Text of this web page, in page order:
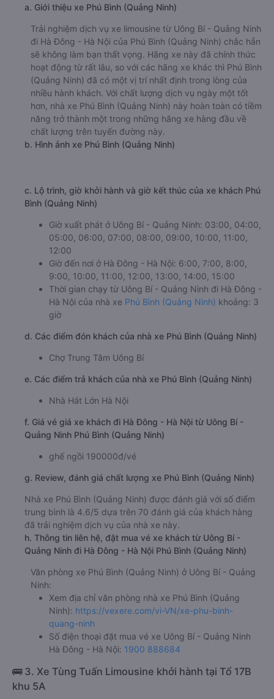
a. Giới thiệu xe Phú Bình (Quảng Ninh)
Trải nghiệm dịch vụ xe limousine từ Uông Bí - Quảng Ninh
đi Hà Đông - Hà Nội của Phú Bình (Quảng Ninh) chắc hẳn
sẽ không làm bạn thất vọng. Hãng xe này đã chính thức
hoạt động từ rất lâu, so với các hãng xe khác thì Phú Bình
(Quảng Ninh) đã có một vị trí nhất định trong lòng của
nhiều hành khách. Với chất lượng dịch vụ ngày một tốt
hơn, nhà xe Phú Bình (Quảng Ninh) này hoàn toàn có tiềm
năng trở thành một trong những hãng xe hàng đầu về
chất lượng trên tuyến đường này.
b. Hình ảnh xe Phú Bình (Quảng Ninh)
c. Lộ trình, giờ khởi hành và giờ kết thúc của xe khách Phú
Bình (Quảng Ninh)
Giờ xuất phát ở Uông Bí - Quảng Ninh: 03:00, 04:00,
05:00, 06:00, 07:00, 08:00, 09:00, 10:00, 11:00,
12:00
Giờ đến nơi ở Hà Đông - Hà Nội: 6:00, 7:00, 8:00,
9:00, 10:00, 11:00, 12:00, 13:00, 14:00, 15:00
Thời gian chạy từ Uông Bí - Quảng Ninh đi Hà Đông -
Hà Nội của nhà xe Phú Bình (Quảng Ninh) khoảng: 3
giờ
d. Các điểm đón khách của nhà xe Phú Bình (Quảng Ninh)
Chợ Trung Tâm Uông Bí
e. Các điểm trả khách của nhà xe Phú Bình (Quảng Ninh)
Nhà Hát Lớn Hà Nội
f. Giá vé giá xe khách đi Hà Đông - Hà Nội từ Uông Bí -
Quảng Ninh Phú Bình (Quảng Ninh)
ghế ngồi 190000đ/vé
g. Review, đánh giá chất lượng xe Phú Bình (Quảng Ninh)
Nhà xe Phú Bình (Quảng Ninh) được đánh giá với số điểm
trung bình là 4.6/5 dựa trên 70 đánh giá của khách hàng
đã trải nghiệm dịch vụ của nhà xe này.
h. Thông tin liên hệ, đặt mua vé xe khách từ Uông Bí -
Quảng Ninh đi Hà Đông - Hà Nội Phú Bình (Quảng Ninh)
Văn phòng xe Phú Bình (Quảng Ninh) ở Uông Bí - Quảng
Ninh:
Xem địa chỉ văn phòng nhà xe Phú Bình (Quảng
Ninh): https://vexere.com/vi-VN/xe-phu-binh-
quang-ninh
Số điện thoại đặt mua vé xe Uông Bí - Quảng Ninh
Hà Đông - Hà Nội: 1900 888684
🚌 3. Xe Tùng Tuấn Limousine khởi hành tại Tổ 17B
khu 5A